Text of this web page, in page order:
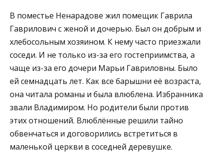
В поместье Ненарадове жил помещик Гаврила
Гаврилович с женой и дочерью. Был он добрым и
хлебосольным хозяином. К нему часто приезжали
соседи. И не только из-за его гостеприимства, а
чаще из-за его дочери Марьи Гавриловны. Было
ей семнадцать лет. Как все барышни её возраста,
она читала романы и была влюблена. Избранника
звали Владимиром. Но родители были против
этих отношений. Влюблённые решили тайно
обвенчаться и договорились встретиться в
маленькой церкви в соседней деревушке.